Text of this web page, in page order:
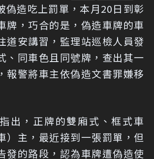
偽造吃上罰單，本月20日到彰
牌，巧合的是，偽造車牌的車
道安講習，監理站巡檢人員發
、同車色且同號牌，查出其一
報警將車主依偽造文書罪嫌移
出，正牌的雙廂式、框式車
）主，最近接到一張罰單，但
發的路段，認為車牌遭偽造使